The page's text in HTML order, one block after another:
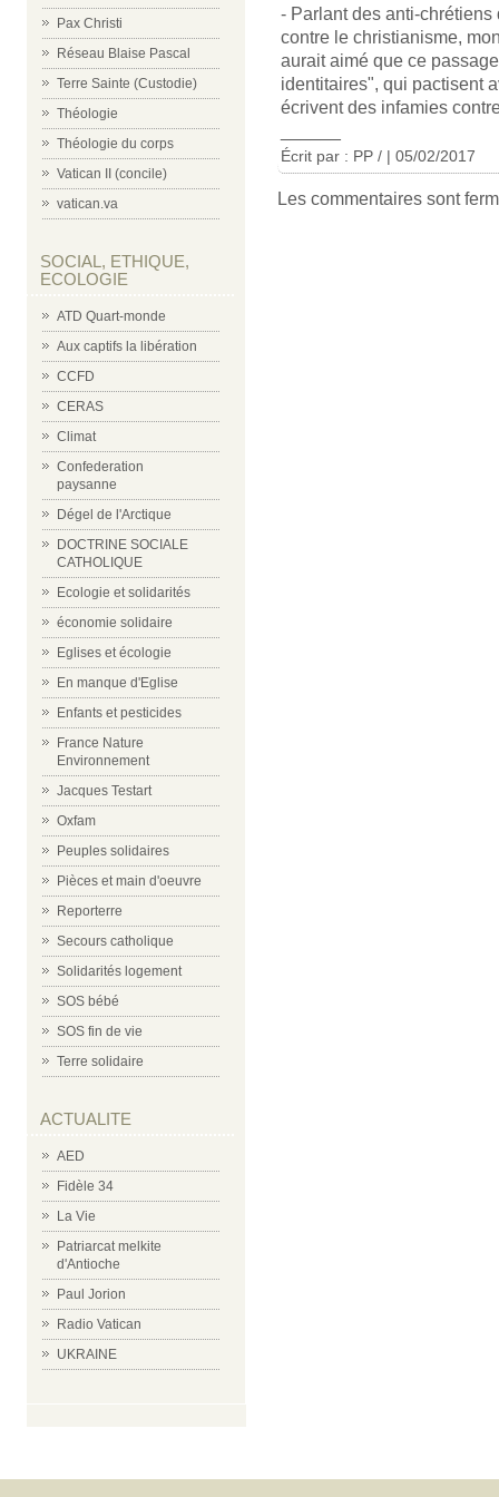
Pax Christi
Réseau Blaise Pascal
Terre Sainte (Custodie)
Théologie
Théologie du corps
Vatican II (concile)
vatican.va
SOCIAL, ETHIQUE,
ECOLOGIE
ATD Quart-monde
Aux captifs la libération
CCFD
CERAS
Climat
Confederation
paysanne
Dégel de l'Arctique
DOCTRINE SOCIALE
CATHOLIQUE
Ecologie et solidarités
économie solidaire
Eglises et écologie
En manque d'Eglise
Enfants et pesticides
France Nature
Environnement
Jacques Testart
Oxfam
Peuples solidaires
Pièces et main d'oeuvre
Reporterre
Secours catholique
Solidarités logement
SOS bébé
SOS fin de vie
Terre solidaire
ACTUALITE
AED
Fidèle 34
La Vie
Patriarcat melkite
d'Antioche
Paul Jorion
Radio Vatican
UKRAINE
- Parlant des anti-
contre le christianisme,
aurait aimé que ce
identitaires", qui pactisent
écrivent des infamies
Écrit par : PP / | 05/02/2017
Les commentaires sont